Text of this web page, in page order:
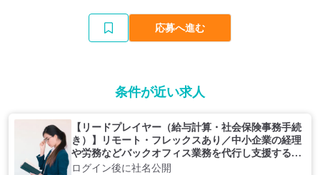
応募へ進む
条件が近い求人
【リードプレイヤー（給与計算・社会保険事務手続
き）】リモート・フレックスあり／中小企業の経理
や労務などバックオフィス業務を代行し支援する企
業
ログイン後に社名公開